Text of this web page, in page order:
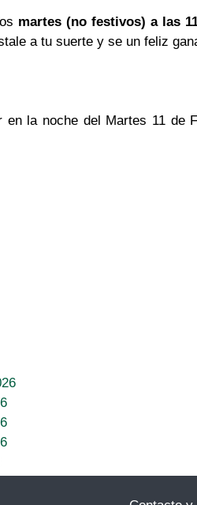
martes (no festivos) a las
a tu suerte y se un feliz
la noche del Martes 11 de